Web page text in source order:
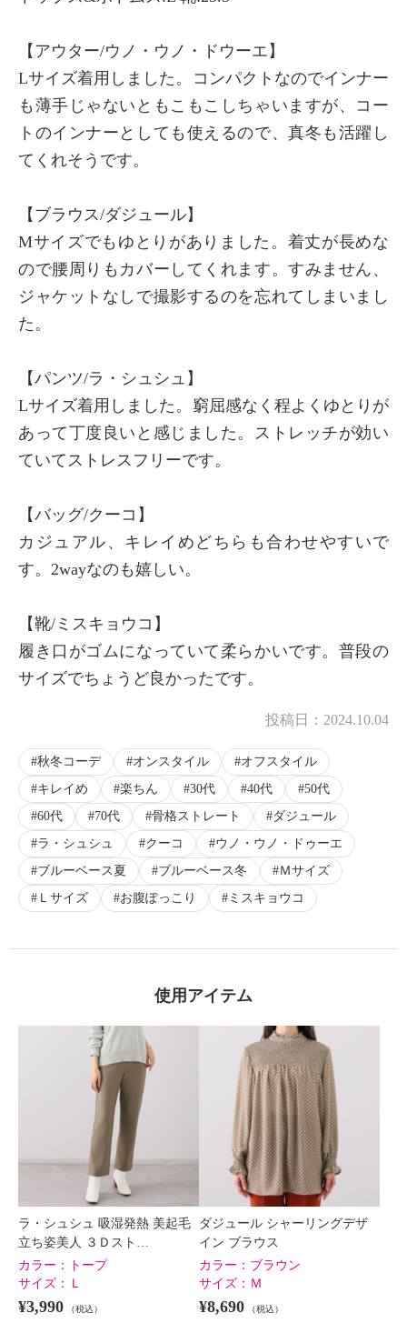
【アウター/ウノ・ウノ・ドウーエ】
Lサイズ着用しました。コンパクトなのでインナー
も薄手じゃないともこもこしちゃいますが、コー
トのインナーとしても使えるので、真冬も活躍し
てくれそうです。
【ブラウス/ダジュール】
Mサイズでもゆとりがありました。着丈が長めな
ので腰周りもカバーしてくれます。すみません、
ジャケットなしで撮影するのを忘れてしまいまし
た。
【パンツ/ラ・シュシュ】
Lサイズ着用しました。窮屈感なく程よくゆとりが
あって丁度良いと感じました。ストレッチが効い
ていてストレスフリーです。
【バッグ/クーコ】
カジュアル、キレイめどちらも合わせやすいで
す。2wayなのも嬉しい。
【靴/ミスキョウコ】
履き口がゴムになっていて柔らかいです。普段の
サイズでちょうど良かったです。
投稿日： 2024.10.04
秋冬コーデ オンスタイル
オフスタイル
キレイめ
楽ちん 30代 40代
50代
60代
70代 骨格ストレート
ダジュール
ラ・シュシュ
クーコ
ウノ・ウノ・ドゥーエ
ブルーベース夏
ブルーベース冬
Ｍサイズ
Ｌサイズ
お腹ぽっこり ミスキョウコ
使用アイテム
ラ・シュシュ 吸湿発熱 美起毛
立ち姿美人 ３Ｄスト…
カラー：
トープ
サイズ：
Ｌ
¥3,990 （税込）
ダジュール シャーリングデザ
イン ブラウス
カラー： ブラウン
サイズ： Ｍ
¥8,690 （税込）